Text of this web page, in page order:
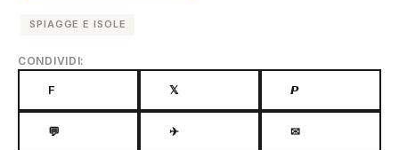
SPIAGGE E ISOLE
CONDIVIDI:
F 𝕏 𝙋
💬 ✈ ✉